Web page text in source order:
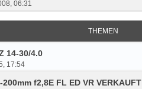
06:31
THEMEN
14-30/4.0
17:54
f2,8E FL ED VR VERKAUFT